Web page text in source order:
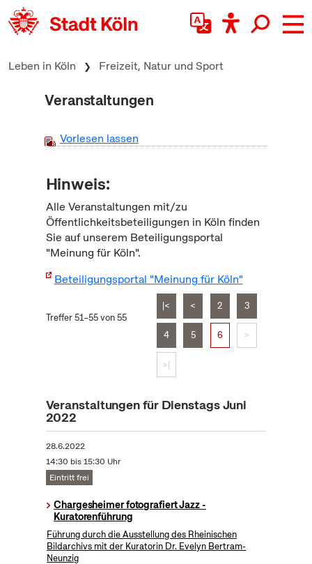
zum Inhalt springen
Leben in Köln Freizeit, Natur und Sport
Veranstaltungen
Vorlesen lassen
Hinweis:
Alle Veranstaltungen mit/zu
Öffentlichkeitsbeteiligungen in Köln finden
Sie auf unserem Beteiligungsportal
"Meinung für Köln".
Beteiligungsportal "Meinung für Köln"
Treffer 51–55 von 55
|< < 2 3
4 5 6 >
>|
Veranstaltungen für Dienstags Juni
2022
28.6.2022
14:30 bis 15:30 Uhr
Eintritt frei
Chargesheimer fotografiert Jazz -
Kuratorenführung
Führung durch die Ausstellung des Rheinischen
Bildarchivs mit der Kuratorin Dr. Evelyn Bertram-
Neunzig